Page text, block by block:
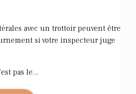
avec un trottoir peuvent être
si votre inspecteur juge
pas le...